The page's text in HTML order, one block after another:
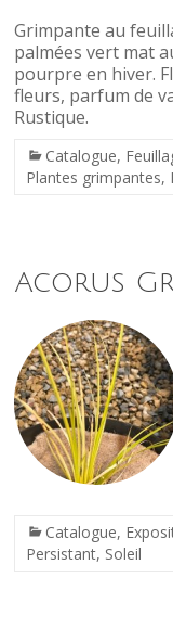
Grimpante au
palmées vert mat
pourpre en hiver.
fleurs, parfum de
Rustique.
Catalogue,
Plantes grimpantes,
Acorus
Catalogue,
Persistant, Soleil